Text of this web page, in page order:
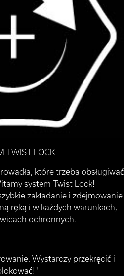
TWIST LOCK
które trzeba obsługiwać
system Twist Lock!
zakładanie i zdejmowanie
ręką i w każdych warunkach,
ochronnych.
Wystarczy przekręcić i